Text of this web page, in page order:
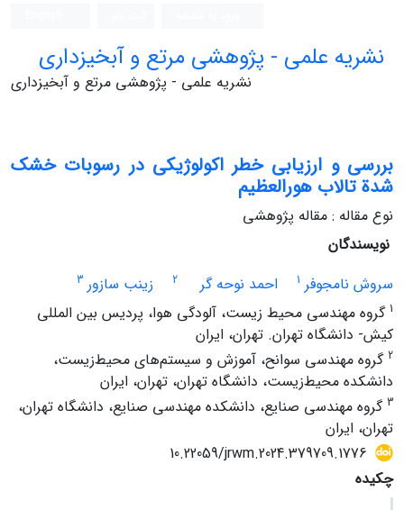
نشریه علمی - پژوهشی مرتع و آبخیزداری
نشریه علمی - پژوهشی مرتع و آبخیزداری
بررسی و ارزیابی خطر اکولوژیکی در رسوبات خشک
شدة تالاب هورالعظیم
نوع مقاله : مقاله پژوهشی
نویسندگان
سروش نامجوفر 1 احمد نوحه گر 2 زینب سازور 3
1 گروه مهندسی محیط زیست، آلودگی هوا، پردیس بین المللی
کیش- دانشگاه تهران. تهران، ایران
2 گروه مهندسی سوانح، آموزش و سیستم‌های محیط‌زیست،
دانشکده محیط‌زیست، دانشگاه تهران، تهران، ایران
3 گروه مهندسی صنایع، دانشکده مهندسی صنایع، دانشگاه تهران،
تهران، ایران
10.22059/jrwm.2024.379709.1776
چکیده